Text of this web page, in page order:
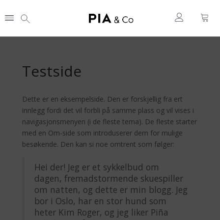
Testside
Dette er en eksempelside. Den er forskjellig fra ert
innlegg fordi det vil forbli på samme plass og vil vises i
navigasjonsmenyen (i de fleste tema). De fleste starter
med en Om-side som introduserer dem for mulige
besøkende. Den kan si noe omtrent som følger:
Hei der! Jeg er et sykkelbud om
dagen, fremadstormende skuespiller
om natten, og dette er min blogg. Jeg
bor i Oslo, har en stor hund som
heter Kim Roger, og jeg liker Piña